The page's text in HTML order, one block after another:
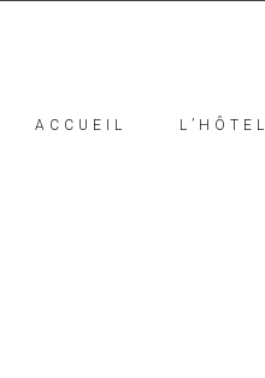
ACCUEIL L’HÔTEL